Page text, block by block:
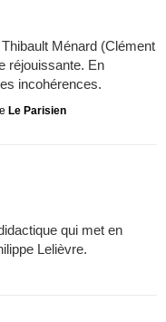
Ménard (Clément
réjouissante. En
incohérences.
Le Parisien
qui met en
Lelièvre.